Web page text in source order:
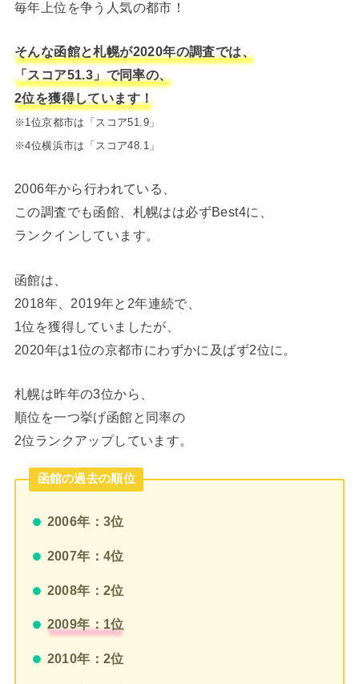
毎年上位を争う人気の都市！
そんな函館と札幌が2020年の調査では、
「スコア51.3」で同率の、
2位を獲得しています！
※1位京都市は「スコア51.9」
※4位横浜市は「スコア48.1」
2006年から行われている、
この調査でも函館、札幌はは必ずBest4に、
ランクインしています。
函館は、
2018年、2019年と2年連続で、
1位を獲得していましたが、
2020年は1位の京都市にわずかに及ばず2位に。
札幌は昨年の3位から、
順位を一つ挙げ函館と同率の
2位ランクアップしています。
函館の過去の順位
2006年：3位
2007年：4位
2008年：2位
2009年：1位
2010年：2位